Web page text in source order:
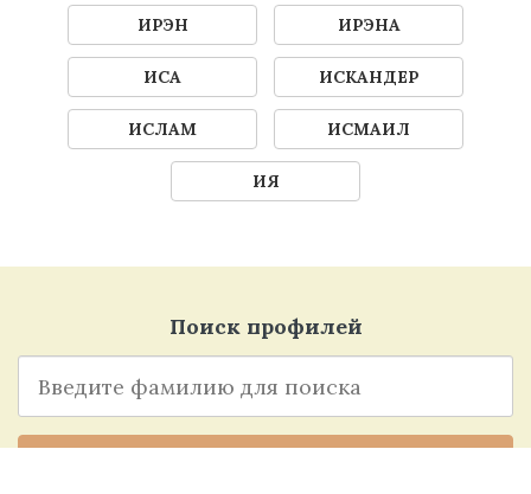
ИРЭН ИРЭНА
ИСА ИСКАНДЕР
ИСЛАМ ИСМАИЛ
ИЯ
Поиск профилей